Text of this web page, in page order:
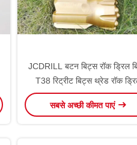
JCDRILL बटन बिट्स रॉक ड्रिल
T38 रिट्रीट बिट्स थ्रेड रॉक
फोर्जिंग के साथ
सबसे अच्छी कीमत पाएं